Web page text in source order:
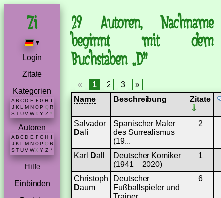
▾
Login
Zitate
Kategorien
A B C D E F G H I
J K L M N O P Q R
S T U V W X Y Z *
Autoren
A B C D E F G H
J K L M N O P Q R
S T U V W X Y Z *
Hilfe
Einbinden
29 Autoren, Nachname
beginnt mit dem
Buchstaben „D”
« 1 2 3
»
Name
Beschreibung Zitate
Salvador
Dalí
Spanischer Maler
des Surrealismus
(19...
2
Karl Dall
Deutscher Komiker
(1941 – 2020)
1
Christoph
Daum
Deutscher
Fußballspieler und
Trainer ...
6